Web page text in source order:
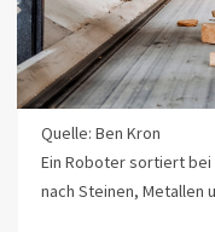
Quelle: Ben Kron
Ein Roboter sortiert bei
nach Steinen, Metallen